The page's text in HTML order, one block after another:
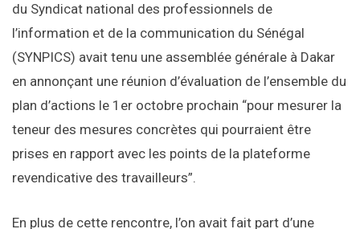
du Syndicat national des professionnels de
l’information et de la communication du Sénégal
(SYNPICS) avait tenu une assemblée générale à Dakar
en annonçant une réunion d’évaluation de l’ensemble du
plan d’actions le 1er octobre prochain “pour mesurer la
teneur des mesures concrètes qui pourraient être
prises en rapport avec les points de la plateforme
revendicative des travailleurs”.
En plus de cette rencontre, l’on avait fait part d’une